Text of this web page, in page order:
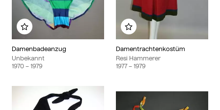
Damenbadeanzug
Unbekannt
1970 – 1979
Zu meinem Album hinzufügen
Damentrachtenkostüm
Resi Hammerer
1977– 1979
Zu meinem Album